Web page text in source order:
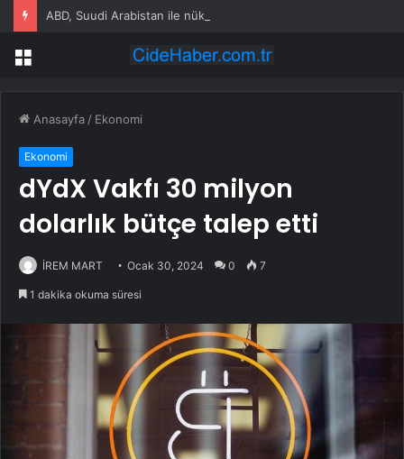
Menü
Anasayfa / Ekonomi
Ekonomi
dYdX Vakfı 30 milyon
dolarlık bütçe talep etti
İREM MART Ocak 30, 2024 0 7
1 dakika okuma süresi